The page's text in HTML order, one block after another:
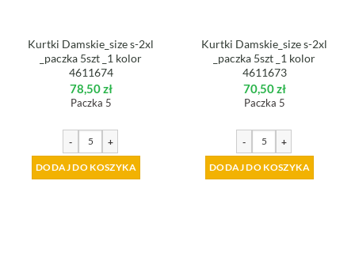
Kurtki Damskie_size s-2xl
_paczka 5szt _1 kolor
4611674
78,50zł
Paczka 5
- +
DODAJ DO KOSZYKA
Kurtki Damskie_size s-2xl
_paczka 5szt _1 kolor
4611673
70,50zł
Paczka 5
- +
DODAJ DO KOSZYKA